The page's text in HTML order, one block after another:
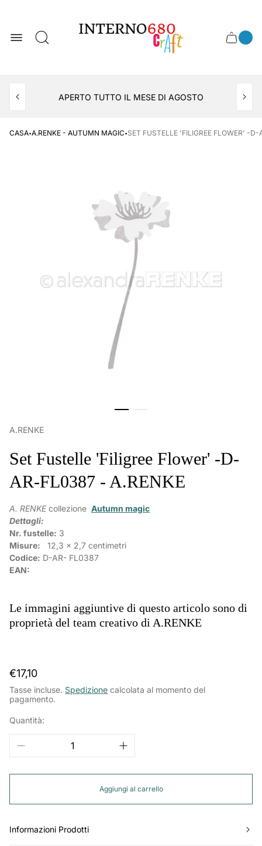
del
negozio
Cassetto
APERTO TUTTO IL MESE DI AGOSTO
CASA·A.RENKE - AUTUMN MAGIC·SET FUSTELLE 'FILIGREE FLOWER' -
A.RENKE
Set Fustelle 'Filigree Flower' -D-
AR-FL0387 - A.RENKE
A. RENKEcollezione Autumn magic
Dettagli:
Nr. fustelle: 3
Misure:
12,3 x 2,7 centimetri
Codice: D-AR- FL0387
EAN:
Le immagini aggiuntive di questo articolo sono di
proprietà del team creativo di A.RENKE
Prezzo
normale
€17,10
Tasse incluse. Spedizione calcolata al momento del
pagamento.
Quantità:
Aggiungi al carrello
Informazioni Prodotti